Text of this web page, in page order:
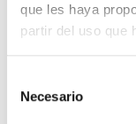
que les haya
partir del uso que
Necesario